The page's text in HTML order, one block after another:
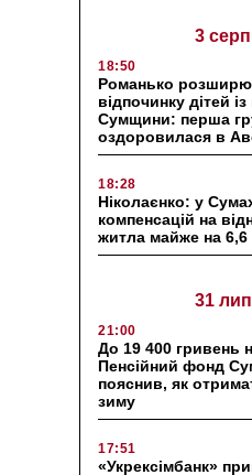
3
18:50
Романько
відпочинку дітей
Сумщини: перша
оздоровилася в
18:28
Ніколаєнко: у
компенсацій на
житла майже на 6,6
31
21:00
До 19 400 гривень
Пенсійний фонд
пояснив, як
зиму
17:51
«Укрексімбанк»